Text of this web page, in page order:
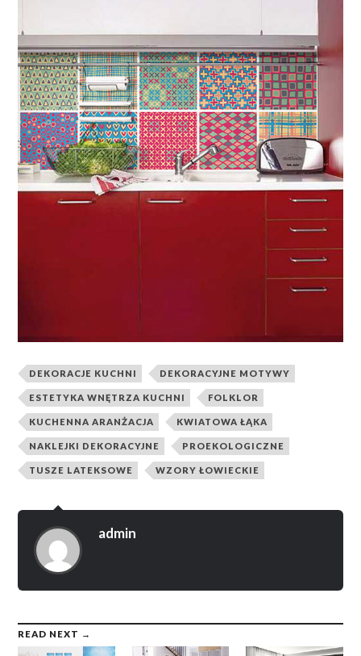
DEKORACJE KUCHNI DEKORACYJNE MOTYWY
ESTETYKA WNĘTRZA KUCHNI FOLKLOR
KUCHENNA ARANŻACJA KWIATOWA ŁĄKA
NAKLEJKI DEKORACYJNE PROEKOLOGICZNE
TUSZE LATEKSOWE WZORY ŁOWIECKIE
admin
READ NEXT →